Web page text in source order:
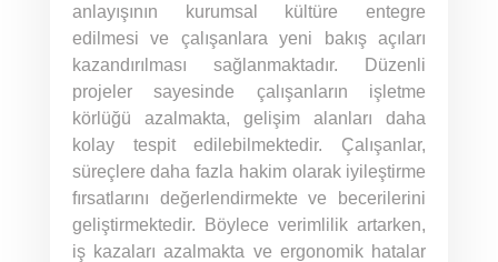
anlayışının kurumsal kültüre entegre
edilmesi ve çalışanlara yeni bakış açıları
kazandırılması sağlanmaktadır. Düzenli
projeler sayesinde çalışanların işletme
körlüğü azalmakta, gelişim alanları daha
kolay tespit edilebilmektedir. Çalışanlar,
süreçlere daha fazla hakim olarak iyileştirme
fırsatlarını değerlendirmekte ve becerilerini
geliştirmektedir. Böylece verimlilik artarken,
iş kazaları azalmakta ve ergonomik hatalar